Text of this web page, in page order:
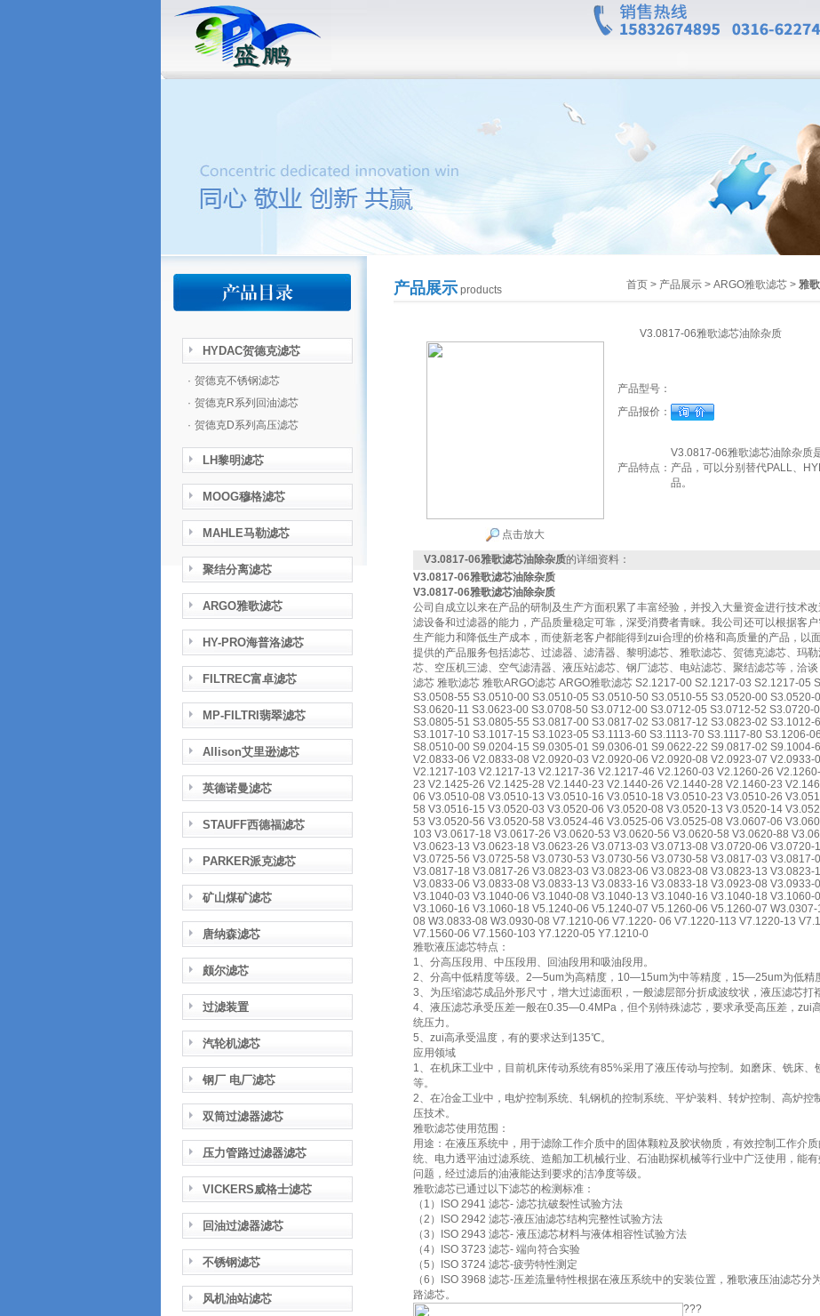
HYDAC贺德克滤芯
· 贺德克不锈钢滤芯
· 贺德克R系列回油滤芯
· 贺德克D系列高压滤芯
LH黎明滤芯
MOOG穆格滤芯
MAHLE马勒滤芯
聚结分离滤芯
ARGO雅歌滤芯
HY-PRO海普洛滤芯
FILTREC富卓滤芯
MP-FILTRI翡翠滤芯
Allison艾里逊滤芯
英德诺曼滤芯
STAUFF西德福滤芯
PARKER派克滤芯
矿山煤矿滤芯
唐纳森滤芯
颇尔滤芯
过滤装置
汽轮机滤芯
钢厂 电厂滤芯
双筒过滤器滤芯
压力管路过滤器滤芯
VICKERS威格士滤芯
回油过滤器滤芯
不锈钢滤芯
风机油站滤芯
产品展示 products 首页 > 产品展示 > ARGO雅歌滤芯 > 雅
V3.0817-06雅歌滤芯油除杂质
点击放大
产品型号：
产品报价：
产品特点：
V3.0817-06雅歌滤芯油除杂质
产品，可以分别替代PALL、
品。
V3.0817-06雅歌滤芯油除杂质的详细资料：
V3.0817-06雅歌滤芯油除杂质
V3.0817-06雅歌滤芯油除杂质
公司自成立以来在产品的研制及生产方面积累了丰富经验，并投入大量资金进行技术
滤设备和过滤器的能力，产品质量稳定可靠，深受消费者青睐。我公司还可以根据客
生产能力和降低生产成本，而使新老客户都能得到zui合理的价格和高质量的产品，以
提供的产品服务包括滤芯、过滤器、滤清器、黎明滤芯、雅歌滤芯、贺德克滤芯、玛
芯、空压机三滤、空气滤清器、液压站滤芯、钢厂滤芯、电站滤芯、聚结滤芯等，洽谈
滤芯 雅歌滤芯 雅歌ARGO滤芯 ARGO雅歌滤芯 S2.1217-00 S2.1217-03 S2.1217-05
S3.0508-55 S3.0510-00 S3.0510-05 S3.0510-50 S3.0510-55 S3.0520-00
S3.0620-11 S3.0623-00 S3.0708-50 S3.0712-00 S3.0712-05 S3.0712-52
S3.0805-51 S3.0805-55 S3.0817-00 S3.0817-02 S3.0817-12 S3.0823-02
S3.1017-10 S3.1017-15 S3.1023-05 S3.1113-60 S3.1113-70 S3.1117-80 S3.1206-
S8.0510-00 S9.0204-15 S9.0305-01 S9.0306-01 S9.0622-22 S9.0817-02
V2.0833-06 V2.0833-08 V2.0920-03 V2.0920-06 V2.0920-08 V2.0923-07
V2.1217-103 V2.1217-13 V2.1217-36 V2.1217-46 V2.1260-03 V2.1260-26
23 V2.1425-26 V2.1425-28 V2.1440-23 V2.1440-26 V2.1440-28 V2.1460-23
06 V3.0510-08 V3.0510-13 V3.0510-16 V3.0510-18 V3.0510-23 V3.0510-26
58 V3.0516-15 V3.0520-03 V3.0520-06 V3.0520-08 V3.0520-13 V3.0520-14
53 V3.0520-56 V3.0520-58 V3.0524-46 V3.0525-06 V3.0525-08 V3.0607-06
103 V3.0617-18 V3.0617-26 V3.0620-53 V3.0620-56 V3.0620-58 V3.0620-88
V3.0623-13 V3.0623-18 V3.0623-26 V3.0713-03 V3.0713-08 V3.0720-06
V3.0725-56 V3.0725-58 V3.0730-53 V3.0730-56 V3.0730-58 V3.0817-03
V3.0817-18 V3.0817-26 V3.0823-03 V3.0823-06 V3.0823-08 V3.0823-13
V3.0833-06 V3.0833-08 V3.0833-13 V3.0833-16 V3.0833-18 V3.0923-08
V3.1040-03 V3.1040-06 V3.1040-08 V3.1040-13 V3.1040-16 V3.1040-18
V3.1060-16 V3.1060-18 V5.1240-06 V5.1240-07 V5.1260-06 V5.1260-07
08 W3.0833-08 W3.0930-08 V7.1210-06 V7.1220- 06 V7.1220-113 V7.1220-13
V7.1560-06 V7.1560-103 Y7.1220-05 Y7.1210-0
雅歌液压滤芯特点：
1、分高压段用、中压段用、回油段用和吸油段用。
2、分高中低精度等级。2—5um为高精度，10—15um为中等精度，15—25um为低精
3、为压缩滤芯成品外形尺寸，增大过滤面积，一般滤层部分折成波纹状，液压滤芯打
4、液压滤芯承受压差一般在0.35—0.4MPa，但个别特殊滤芯，要求承受高压差，zui
统压力。
5、zui高承受温度，有的要求达到135℃。
应用领域
1、在机床工业中，目前机床传动系统有85%采用了液压传动与控制。如磨床、铣床
等。
2、在冶金工业中，电炉控制系统、轧钢机的控制系统、平炉装料、转炉控制、高炉控
压技术。
雅歌滤芯使用范围：
用途：在液压系统中，用于滤除工作介质中的固体颗粒及胶状物质，有效控制工作介
统、电力透平油过滤系统、造船加工机械行业、石油勘探机械等行业中广泛使用，能
问题，经过滤后的油液能达到要求的洁净度等级。
雅歌滤芯已通过以下滤芯的检测标准：
（1）ISO 2941 滤芯- 滤芯抗破裂性试验方法
（2）ISO 2942 滤芯-液压油滤芯结构完整性试验方法
（3）ISO 2943 滤芯- 液压滤芯材料与液体相容性试验方法
（4）ISO 3723 滤芯- 端向符合实验
（5）ISO 3724 滤芯-疲劳特性测定
（6）ISO 3968 滤芯-压差流量特性根据在液压系统中的安装位置，雅歌液压油滤芯分
路滤芯。
???